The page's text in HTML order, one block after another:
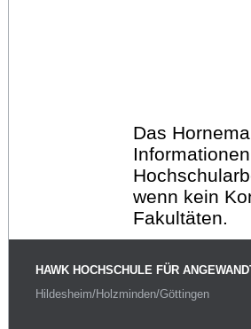
Das
wenn kein
Fakultäten.
HAWK HOCHSCHULE FÜR
Hildesheim/Holzminden/Göttingen